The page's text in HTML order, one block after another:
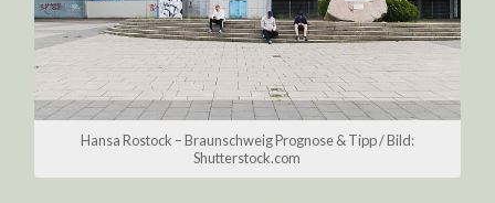
Hansa Rostock – Braunschweig Prognose & Tipp / Bild:
Shutterstock.com